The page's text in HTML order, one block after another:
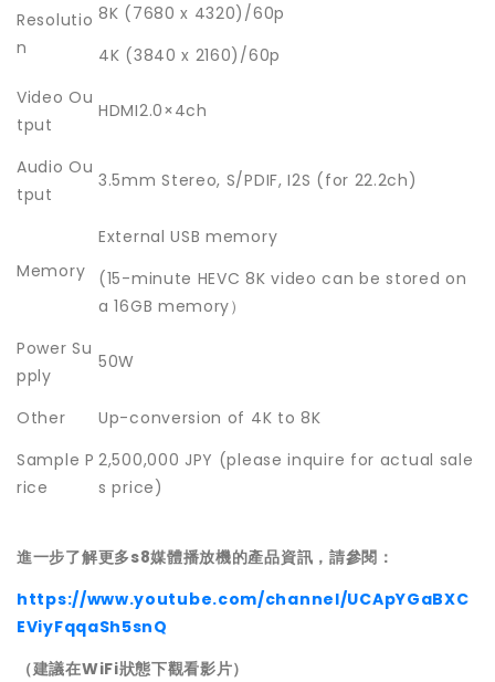
Resolutio
n
8K (7680 x 4320)/60p
4K (3840 x 2160)/60p
Video Ou
tput
HDMI2.0×4ch
Audio Ou
tput
3.5mm Stereo, S/PDIF, I2S (for 22.2ch)
Memory
External USB memory
(15-minute HEVC 8K video can be stored on
a 16GB memory）
Power Su
pply
50W
Other
Up-conversion of 4K to 8K
Sample P
rice
2,500,000 JPY (please inquire for actual sale
s price)
進一步了解更多s8媒體播放機的產品資訊，請參閱：
https://www.youtube.com/channel/UCApYGaBXC
EViyFqqaSh5snQ
（建議在WiFi狀態下觀看影片）